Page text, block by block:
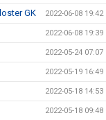
GK 2022-06-08 19:42
2022-06-08 19:39
2022-05-24 07:07
2022-05-19 16:49
2022-05-18 14:53
2022-05-18 09:48